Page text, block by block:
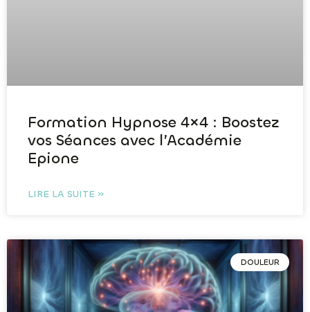
Formation Hypnose 4×4 : Boostez
vos Séances avec l’Académie
Epione
LIRE LA SUITE »
DOULEUR